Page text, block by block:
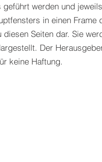
werden und
in einen Frame
Seiten dar. Sie
Der
keine Haftung.